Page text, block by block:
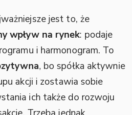
jest to, że
wpływ na rynek: podaje
i harmonogram. To
, bo spółka aktywnie
akcji i zostawia sobie
ich także do rozwoju